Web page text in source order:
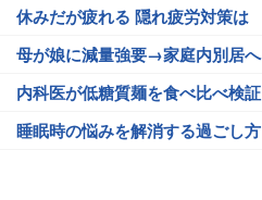
休みだが疲れる 隠れ疲労対策は
母が娘に減量強要→家庭内別居へ
内科医が低糖質麺を食べ比べ検証
睡眠時の悩みを解消する過ごし方